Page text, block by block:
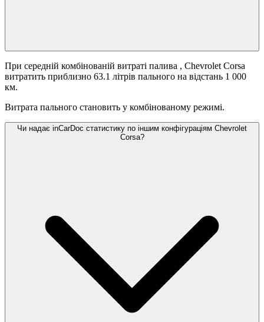
При середній комбінованій витраті палива , Chevrolet Corsa
витратить приблизно 63.1 літрів пального на відстань 1 000
км.
Витрата пального становить у комбінованому режимі.
Чи надає inCarDoc статистику по іншим конфігураціям Chevrolet
Corsa?